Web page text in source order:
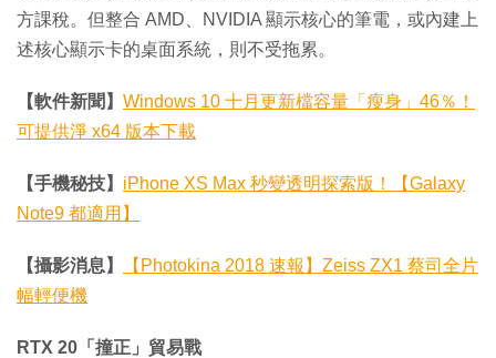
方課稅。但整合 AMD、NVIDIA 顯示核心的筆電，或內建上
述核心顯示卡的桌面系統，則不受拖累。
【軟件新聞】 Windows 10 十月更新檔容量「瘦身」46％！
可提供淨 x64 版本下載
【手機秘技】 iPhone XS Max 秒變透明探索版！【Galaxy
Note9 都適用】
【攝影消息】
【Photokina 2018 速報】Zeiss ZX1 蔡司全片
幅輕便機
RTX 20「撞正」貿易戰